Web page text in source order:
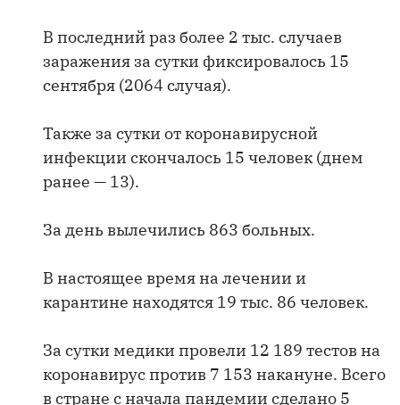
В последний раз более 2 тыс. случаев
заражения за сутки фиксировалось 15
сентября (2064 случая).
Также за сутки от коронавирусной
инфекции скончалось 15 человек (днем
ранее — 13).
За день вылечились 863 больных.
В настоящее время на лечении и
карантине находятся 19 тыс. 86 человек.
За сутки медики провели 12 189 тестов на
коронавирус против 7 153 накануне. Всего
в стране с начала пандемии сделано 5